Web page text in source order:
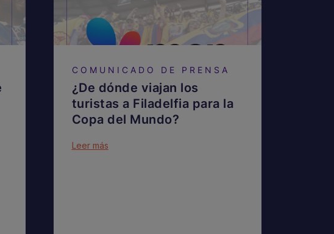
COMUNICADO DE PRENSA
¿De dónde viajan los
turistas a Filadelfia para la
Copa del Mundo?
Leer más